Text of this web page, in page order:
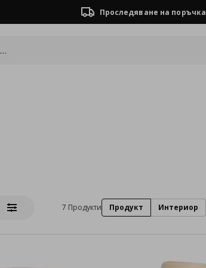
Проследяване на поръчка
7 Продукти Продукт Интериор